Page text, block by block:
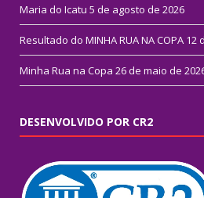
Maria do Icatu 5 de agosto de 2026
Resultado do MINHA RUA NA COPA 12
Minha Rua na Copa 26 de maio de
DESENVOLVIDO POR CR2